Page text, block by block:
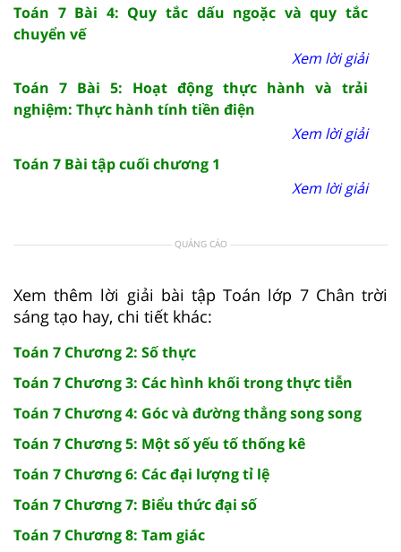
Toán 7 Bài 4: Quy tắc dấu ngoặc và quy tắc
chuyển vế
Xem lời giải
Toán 7 Bài 5: Hoạt động thực hành và trải
nghiệm: Thực hành tính tiền điện
Xem lời giải
Toán 7 Bài tập cuối chương 1
Xem lời giải
QUẢNG CÁO
Xem thêm lời giải bài tập Toán lớp 7 Chân trời
sáng tạo hay, chi tiết khác:
Toán 7 Chương 2: Số thực
Toán 7 Chương 3: Các hình khối trong thực tiễn
Toán 7 Chương 4: Góc và đường thẳng song song
Toán 7 Chương 5: Một số yếu tố thống kê
Toán 7 Chương 6: Các đại lượng tỉ lệ
Toán 7 Chương 7: Biểu thức đại số
Toán 7 Chương 8: Tam giác